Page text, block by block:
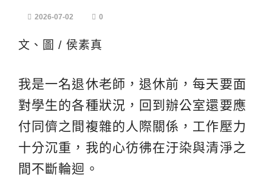
2026-07-02 0
文、圖 / 侯素真
我是一名退休老師，退休前，每天要面
對學生的各種狀況，回到辦公室還要應
付同儕之間複雜的人際關係，工作壓力
十分沉重，我的心彷彿在汙染與清淨之
間不斷輪迴。